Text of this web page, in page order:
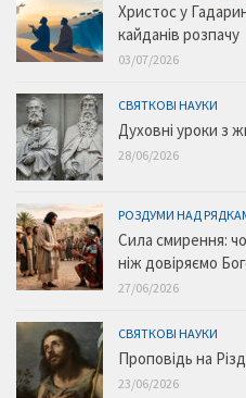
Христос у
кайданів розпачу
03/07/2026
СВЯТКОВІ НАУКИ
Духовні уроки з
28/06/2026
РОЗДУМИ НАД
Сила смирення:
ніж довіряємо
27/06/2026
СВЯТКОВІ НАУКИ
Проповідь на
23/06/2026